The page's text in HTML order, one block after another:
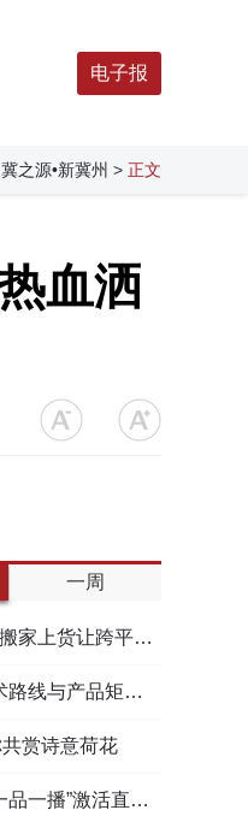
电子报
之源•新冀州 > 正文
血洒
一周
跨平台选品不再割裂
产品矩阵梳理
赏诗意荷花
直播电商发展新动能